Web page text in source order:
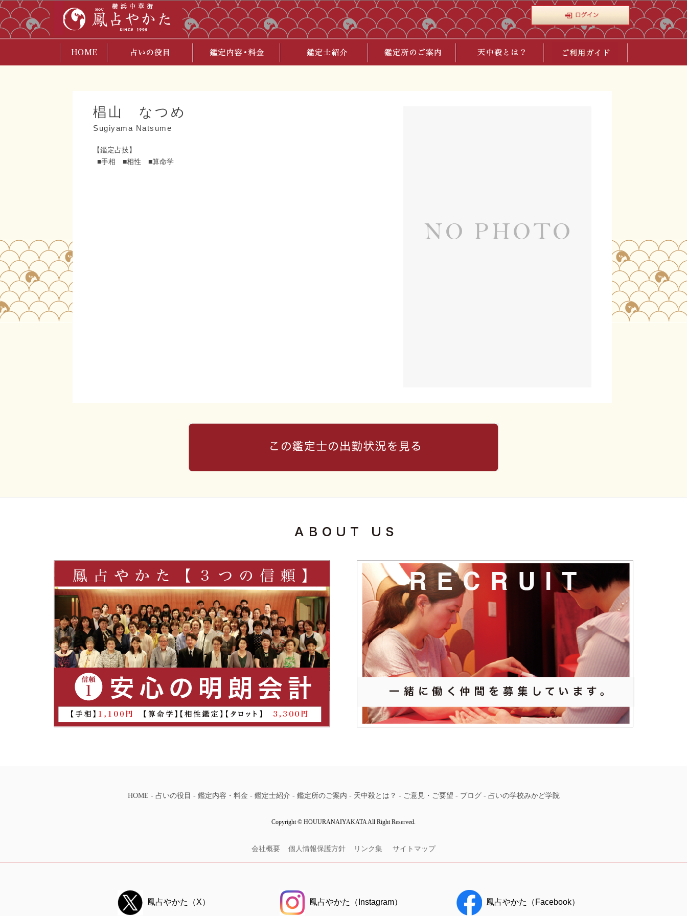
椙山 なつめ
Sugiyama Natsume
【鑑定占技】
■手相 ■相性 ■算命学
HOME - 占いの役目 - 鑑定内容・料金 - 鑑定士紹介 - 鑑定所のご案内 - 天中殺とは？ - ご意見・ご要望 - ブログ- 占いの学校みかど学院
Copyright © HOUURANAIYAKATA All Right Reserved.
会社概要 個人情報保護方針 リンク集 サイトマップ
鳳占やかた（X） 鳳占やかた（Instagram） 鳳占やかた（Facebook）